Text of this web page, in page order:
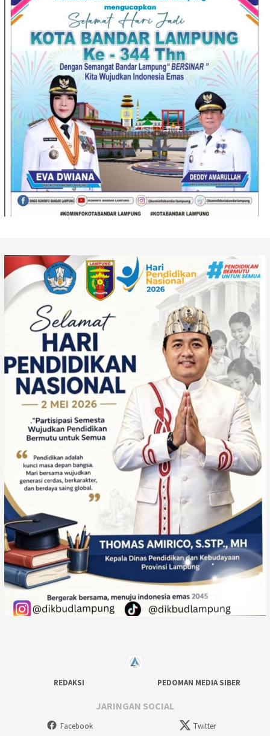
REDAKSI PEDOMAN MEDIA SIBER
JARINGAN SOCIAL
Facebook Twitter